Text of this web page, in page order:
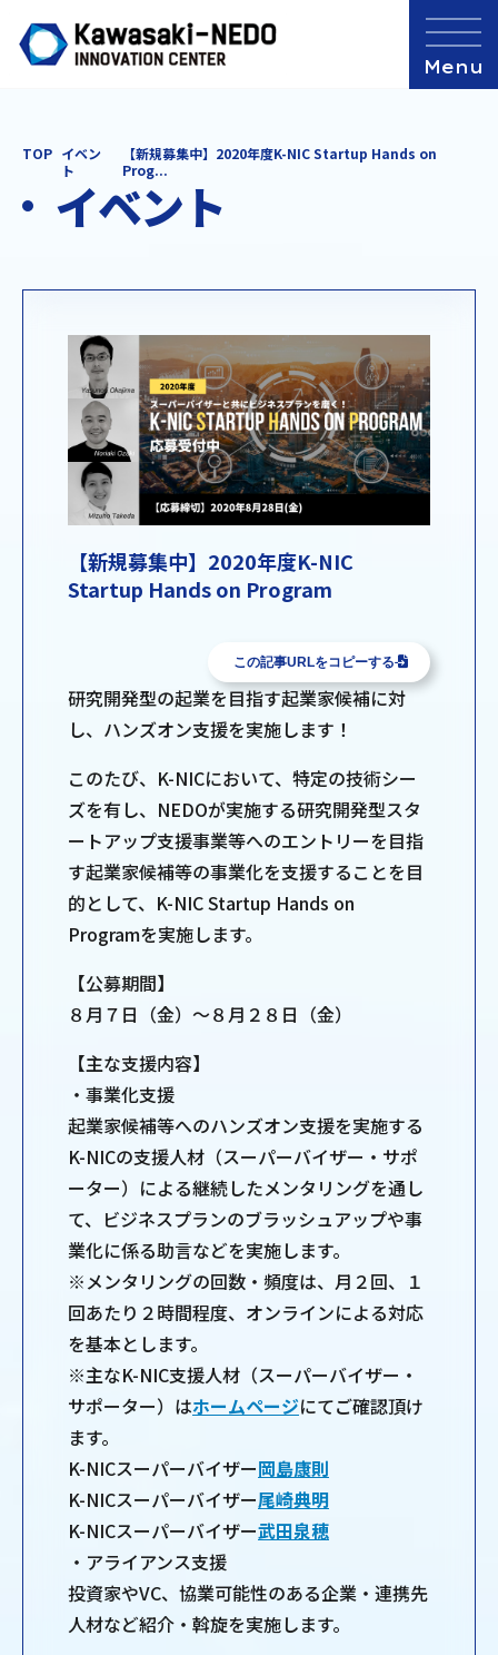
TOP イベン
ト
【新規募集中】2020年度K-NIC Startup Hands on
Prog...
イベント
【新規募集中】2020年度K-NIC
Startup Hands on Program
この記事URLをコピーする
研究開発型の起業を目指す起業家候補に対
し、ハンズオン支援を実施します！
このたび、K-NICにおいて、特定の技術シー
ズを有し、NEDOが実施する研究開発型スタ
ートアップ支援事業等へのエントリーを目指
す起業家候補等の事業化を支援することを目
的として、K-NIC Startup Hands on
Programを実施します。
【公募期間】
８月７日（金）～８月２８日（金）
【主な支援内容】
・事業化支援
起業家候補等へのハンズオン支援を実施する
K-NICの支援人材（スーパーバイザー・サポ
ーター）による継続したメンタリングを通し
て、ビジネスプランのブラッシュアップや事
業化に係る助言などを実施します。
※メンタリングの回数・頻度は、月２回、１
回あたり２時間程度、オンラインによる対応
を基本とします。
※主なK-NIC支援人材（スーパーバイザー・
サポーター）はホームページにてご確認頂け
ます。
K-NICスーパーバイザー岡島康則
K-NICスーパーバイザー尾崎典明
K-NICスーパーバイザー武田泉穂
・アライアンス支援
投資家やVC、協業可能性のある企業・連携先
人材など紹介・斡旋を実施します。